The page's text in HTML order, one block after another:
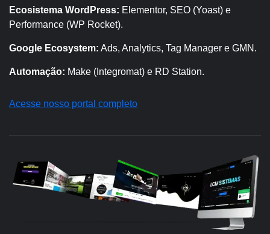
Ecosistema WordPress: Elementor, SEO (Yoast) e
Performance (WP Rocket).
Google Ecosystem: Ads, Analytics, Tag Manager e GMN.
Automação: Make (Integromat) e RD Station.
Acesse nosso portal completo